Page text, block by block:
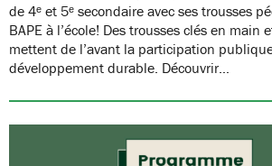
de 4ᵉ et 5ᵉ secondaire avec ses trousses
BAPE à l’école! Des trousses clés en main
mettent de l’avant la participation
développement durable. Découvrir…